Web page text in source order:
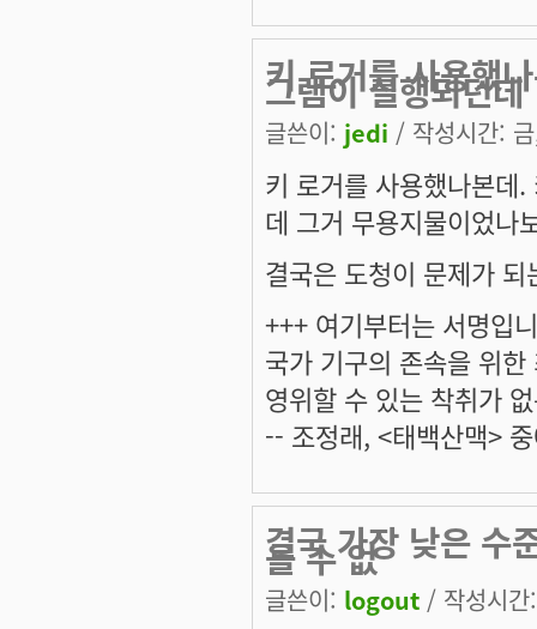
키 로거를 사용했
그램이 실행되던데
글쓴이: jedi / 작성시간:
키 로거를 사용했나본데
데 그거 무용지물이었나
결국은 도청이 문제가 되
+++ 여기부터는 서명입
국가 기구의 존속을 위
영위할 수 있는 착취가
-- 조정래, <태백산맥>
결국 가장 낮은
을 수 없
글쓴이: logout / 작성시